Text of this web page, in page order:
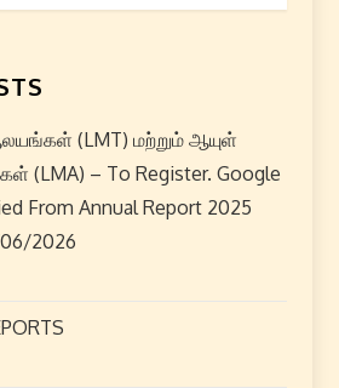
(LMT) மற்றும் ஆயுள்
(LMA) – To Register. Google
From Annual Report 2025
2026